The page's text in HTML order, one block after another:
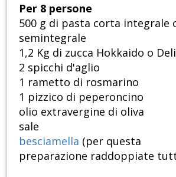
Per 8 persone
500 g di pasta corta integrale
semintegrale
1,2 Kg di zucca Hokkaido o
2 spicchi d'aglio
1 rametto di rosmarino
1 pizzico di peperoncino
olio extravergine di oliva
sale
besciamella (per questa
preparazione raddoppiate